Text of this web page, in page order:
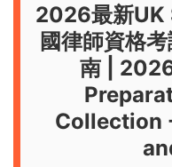
2026最新UK
國律師資格
南
Collection